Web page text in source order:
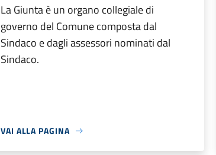
La Giunta è un organo collegiale di
governo del Comune composta dal
Sindaco e dagli assessori nominati dal
Sindaco.
VAI ALLA PAGINA